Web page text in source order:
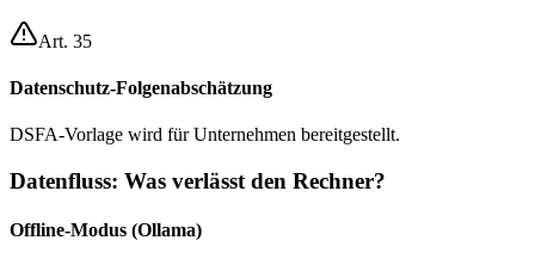
Art. 35
Datenschutz-Folgenabschätzung
DSFA-Vorlage wird für Unternehmen bereitgestellt.
Datenfluss: Was verlässt den Rechner?
Offline-Modus (Ollama)